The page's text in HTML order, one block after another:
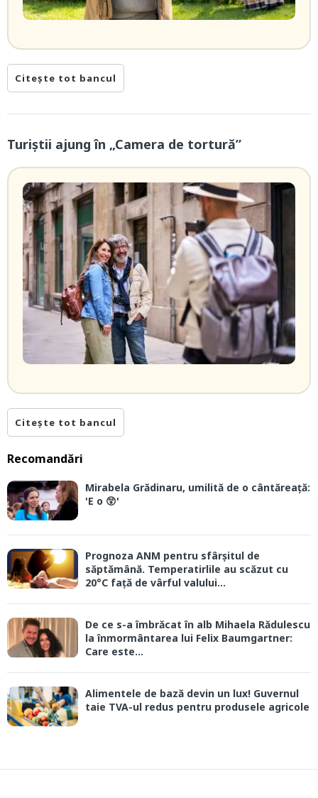
Citește tot bancul
Turiștii ajung în „Camera de tortură”
Citește tot bancul
Recomandări
Mirabela Grădinaru, umilită de o cântăreață:
'E o 😲'
Prognoza ANM pentru sfârșitul de
săptămână. Temperatirlile au scăzut cu
20°C față de vârful valului...
De ce s-a îmbrăcat în alb Mihaela Rădulescu
la înmormântarea lui Felix Baumgartner:
Care este...
Alimentele de bază devin un lux! Guvernul
taie TVA-ul redus pentru produsele agricole